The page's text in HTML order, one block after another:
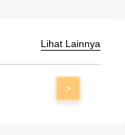
Lihat Lainnya
>